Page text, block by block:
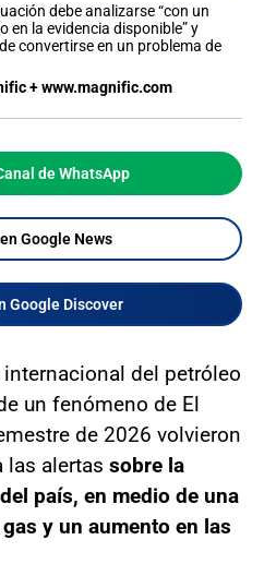
debe analizarse “con un
en la evidencia disponible” y
convertirse en un problema de
+ www.magnific.com
de WhatsApp
Google News
Google Discover
del petróleo
un fenómeno de El
de 2026 volvieron
las alertas sobre la
país, en medio de una
y un aumento en las